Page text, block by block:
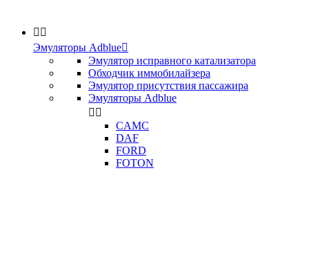
 
Эмуляторы Adblue
Эмулятор исправного катализатора
Обходчик иммобилайзера
Эмулятор присутствия пассажира
Эмуляторы Adblue
 
CAMC
DAF
FORD
FOTON